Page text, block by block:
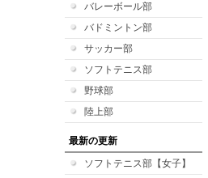
バレーボール部
バドミントン部
サッカー部
ソフトテニス部
野球部
陸上部
最新の更新
ソフトテニス部【女子】